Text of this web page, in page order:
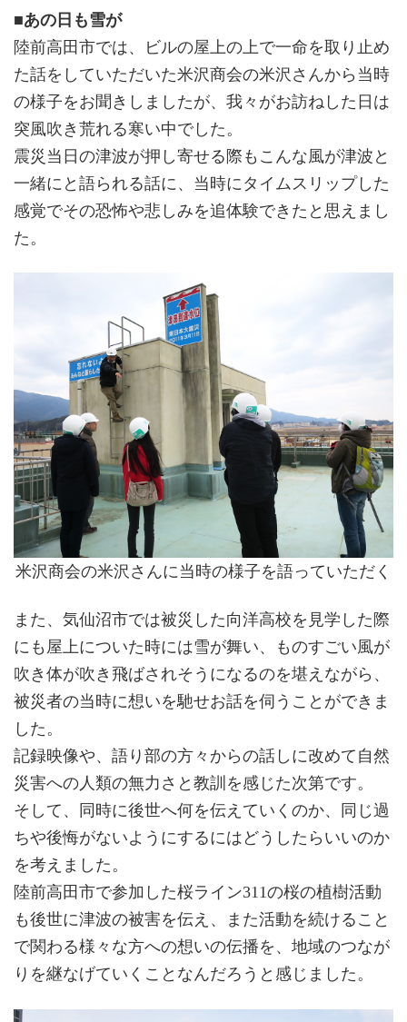
■あの日も雪が
陸前高田市では、ビルの屋上の上で一命を取り止め
た話をしていただいた米沢商会の米沢さんから当時
の様子をお聞きしましたが、我々がお訪ねした日は
突風吹き荒れる寒い中でした。
震災当日の津波が押し寄せる際もこんな風が津波と
一緒にと語られる話に、当時にタイムスリップした
感覚でその恐怖や悲しみを追体験できたと思えまし
た。
米沢商会の米沢さんに当時の様子を語っていただく
また、気仙沼市では被災した向洋高校を見学した際
にも屋上についた時には雪が舞い、ものすごい風が
吹き体が吹き飛ばされそうになるのを堪えながら、
被災者の当時に想いを馳せお話を伺うことができま
した。
記録映像や、語り部の方々からの話しに改めて自然
災害への人類の無力さと教訓を感じた次第です。
そして、同時に後世へ何を伝えていくのか、同じ過
ちや後悔がないようにするにはどうしたらいいのか
を考えました。
陸前高田市で参加した桜ライン311の桜の植樹活動
も後世に津波の被害を伝え、また活動を続けること
で関わる様々な方への想いの伝播を、地域のつなが
りを継なげていくことなんだろうと感じました。